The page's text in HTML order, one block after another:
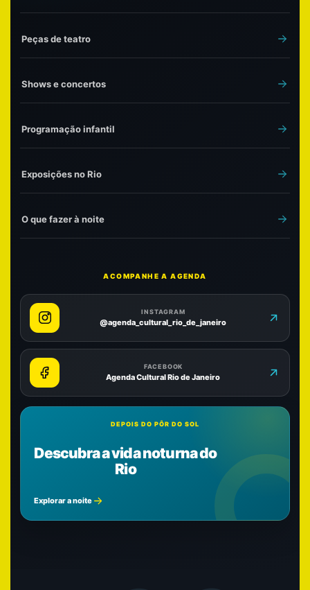
Peças de teatro
Shows e concertos
Programação infantil
Exposições no Rio
O que fazer à noite
ACOMPANHE A AGENDA
INSTAGRAM
@agenda_cultural_rio_de_janeiro
FACEBOOK
Agenda Cultural Rio de Janeiro
DEPOIS DO PÔR DO SOL
Descubra a vida noturna do
Rio
Explorar a noite